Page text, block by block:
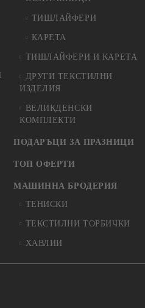
ТИШЛАЙФЕРИ
КАРЕТА
ТИШЛАЙФЕРИ И КАРЕТА
ДРУГИ ТЕКСТИЛНИ
ИЗДЕЛИЯ
ВЕЛИКДЕНСКИ
КОМПЛЕКТИ
ПОДАРЪЦИ ЗА ПРАЗНИЦИ
ТОП ОФЕРТИ
МАШИННА БРОДЕРИЯ
ТЕНИСКИ
ТЕКСТИЛНИ ТОРБИЧКИ
ХАВЛИИ